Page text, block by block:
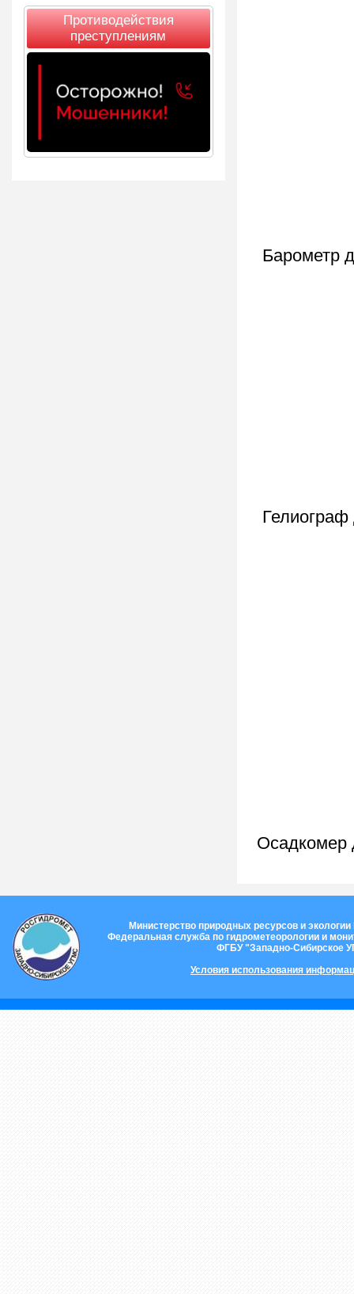
Противодействия
преступлениям
Барометр
Гелиограф
Осадкомер
Министерство природных ресурсов и
Федеральная служба по гидрометеорологии и
ФГБУ "Западно-Сибирское
Условия использования